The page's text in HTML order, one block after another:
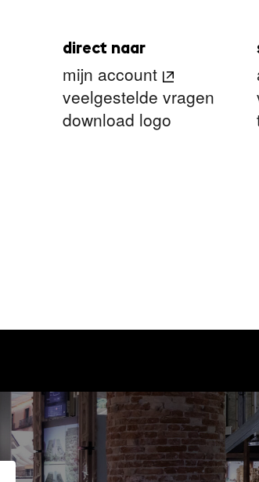
direct naar
mijn account
veelgestelde vragen
download logo